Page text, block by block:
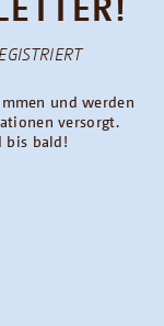
und werden
versorgt.
bis bald!